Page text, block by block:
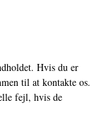
Hvis du er
til at kontakte os.
fejl, hvis de